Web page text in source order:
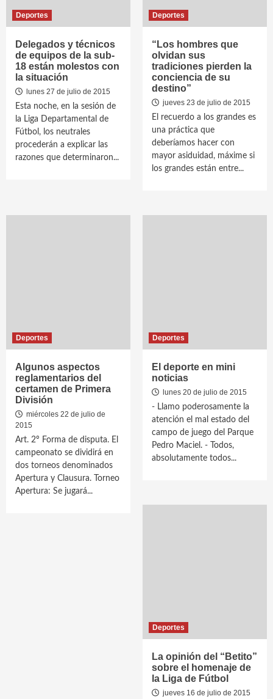
Deportes
Delegados y técnicos
de equipos de la sub-
18 están molestos con
la situación
lunes 27 de julio de 2015
Esta noche, en la sesión de
la Liga Departamental de
Fútbol, los neutrales
procederán a explicar las
razones que determinaron...
Deportes
“Los hombres que
olvidan sus
tradiciones pierden la
conciencia de su
destino”
jueves 23 de julio de 2015
El recuerdo a los grandes es
una práctica que
deberíamos hacer con
mayor asiduidad, máxime si
los grandes están entre...
Deportes
Algunos aspectos
reglamentarios del
certamen de Primera
División
miércoles 22 de julio de
2015
Art. 2º Forma de disputa. El
campeonato se dividirá en
dos torneos denominados
Apertura y Clausura. Torneo
Apertura: Se jugará...
Deportes
El deporte en mini
noticias
lunes 20 de julio de 2015
- Llamo poderosamente la
atención el mal estado del
campo de juego del Parque
Pedro Maciel. - Todos,
absolutamente todos...
Deportes
La opinión del “Betito”
sobre el homenaje de
la Liga de Fútbol
jueves 16 de julio de 2015